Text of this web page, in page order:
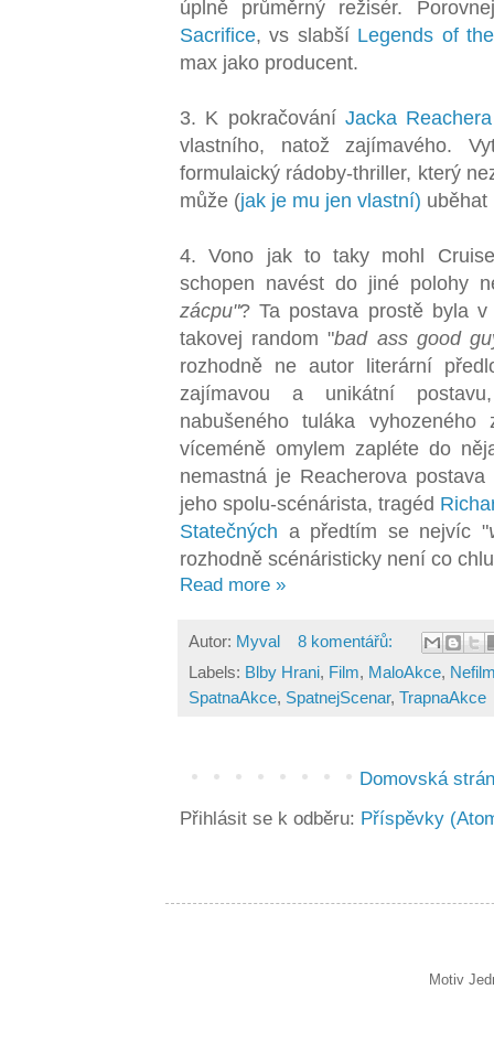
úplně průměrný režisér.
Sacrifice, vs slabší Legends of
max jako producent.
3. K pokračování Jacka Reachera
vlastního, natož zajímavého.
formulaický rádoby-thriller, který
může (jak je mu jen vlastní) uběhat
4. Vono jak to taky mohl
schopen navést do jiné polohy
zácpu"? Ta postava prostě byla
takovej random "bad ass good
rozhodně ne autor literární
zajímavou a unikátní
nabušeného tuláka
víceméně omylem zapléte do
nemastná je Reacherova
jeho spolu-scénárista, tragéd
Statečných a předtím se nejvíc "
rozhodně scénáristicky není co
Read more »
Autor: Myval
8 komentářů:
Labels: Blby Hrani, Film, MaloAkce,
SpatnaAkce, SpatnejScenar, TrapnaAkce
Domovská
Přihlásit se k odběru: Příspěvky
Motiv